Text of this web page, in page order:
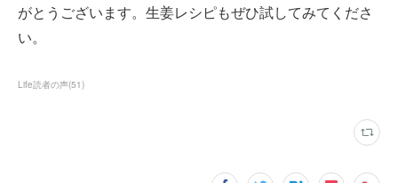
がとうございます。生姜レシピもぜひ試してみてくださ
い。
Life読者の声(51)